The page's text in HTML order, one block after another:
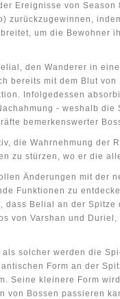
Ereignisse von
zurückzugewinnen,
um die Bewohner
den Wanderer in
bereits mit dem Blut
Infolgedessen
- weshalb die
bemerkenswerter
die Wahrnehmung der
zu stürzen, wo er die
Änderungen mit der
Funktionen zu
dass Belial an der
von Varshan und
solcher werden die
Form an der
Seine kleinere Form
von Bossen passieren